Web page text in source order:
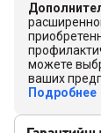
можете
ваших
Подробнее